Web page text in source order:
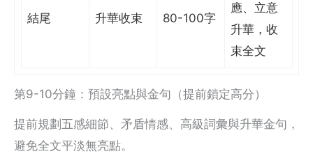
結尾 升華收束 80-100字
應、立意
升華，收
束全文
第9-10分鐘：預設亮點與金句（提前鎖定高分）
提前規劃五感細節、矛盾情感、高級詞彙與升華金句，
避免全文平淡無亮點。